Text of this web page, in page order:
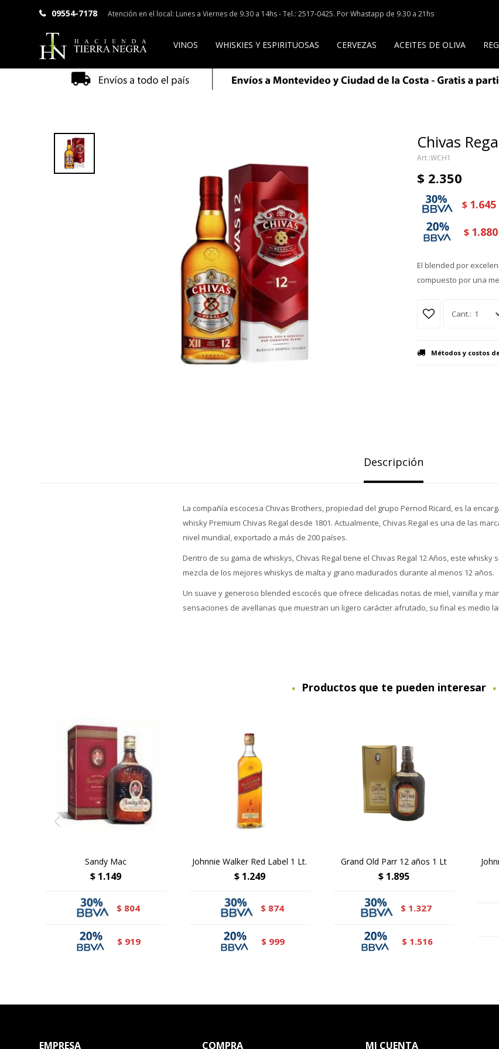
VINOS WHISKIES Y ESPIRITUOSAS CERVEZAS ACEITES DE OLIVA
09554-7178 Atención en el local: Lunes a Viernes de 9.30 a 14hs - Tel.: 2517-0425. Por Whastapp de 9.30 a 21hs
Chivas
WCH1
$ 2.350
$ 1.645
$ 1.880
El blended por
compuesto por una
1
Métodos y costos
Descripción
La compañía escocesa Chivas Brothers, propiedad del grupo Pernod Ricard, es la
whisky Premium Chivas Regal desde 1801. Actualmente, Chivas Regal es una de las
nivel mundial, exportado a más de 200 países.
Dentro de su gama de whiskys, Chivas Regal tiene el Chivas Regal 12 Años, este whisky
mezcla de los mejores whiskys de malta y grano madurados durante al menos 12 años.
Un suave y generoso blended escocés que ofrece delicadas notas de miel, vainilla y
sensaciones de avellanas que muestran un ligero carácter afrutado, su final es medio
Productos que te pueden interesar
Sandy Mac
$ 1.149
$ 804
$ 919
Johnnie Walker Red Label 1 Lt.
$ 1.249
$ 874
$ 999
Grand Old Parr 12 años 1 Lt
$ 1.895
$ 1.327
$ 1.516
EMPRESA COMPRA MI CUENTA